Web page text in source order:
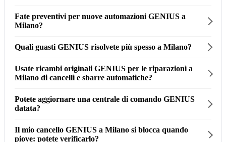
Fate preventivi per nuove automazioni GENIUS a
Milano?
Quali guasti GENIUS risolvete più spesso a Milano?
Usate ricambi originali GENIUS per le riparazioni a
Milano di cancelli e sbarre automatiche?
Potete aggiornare una centrale di comando GENIUS
datata?
Il mio cancello GENIUS a Milano si blocca quando
piove: potete verificarlo?